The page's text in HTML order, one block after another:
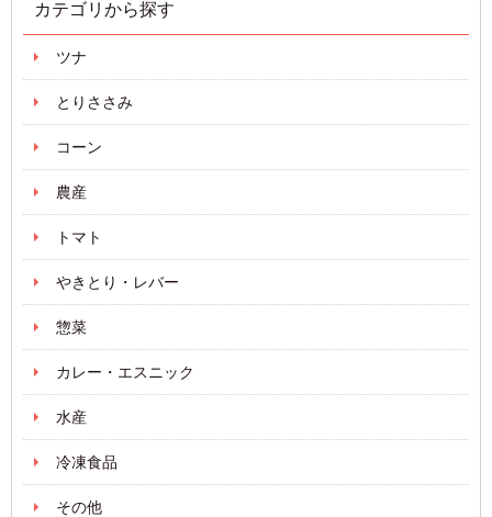
カテゴリから探す
ツナ
とりささみ
コーン
農産
トマト
やきとり・レバー
惣菜
カレー・エスニック
水産
冷凍食品
その他